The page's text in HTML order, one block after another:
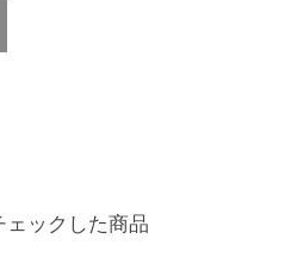
ェックした商品